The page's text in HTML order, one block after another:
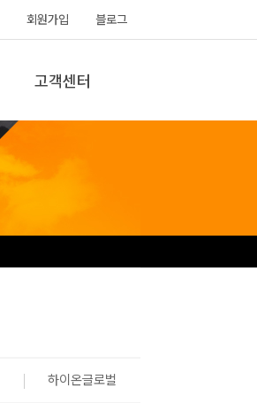
회원가입 블로그
고객센터
하이온글로벌